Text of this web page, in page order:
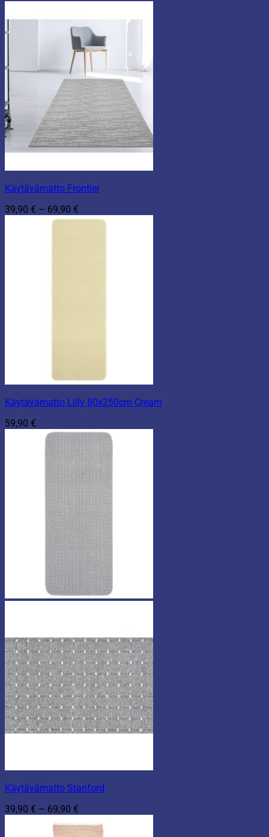
Käytävämatto Frontier
39,90 € – 69,90 €
39,90 €
Käytävämatto Lilly 80x250cm Cream
59,90 €
Käytävämatto Stanford
39,90 € – 69,90 €
-